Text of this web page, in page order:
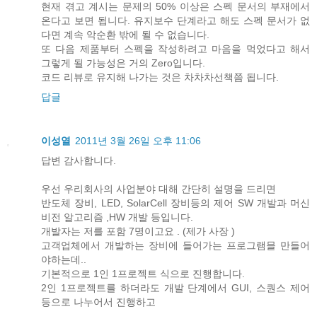
현재 겪고 계시는 문제의 50% 이상은 스펙 문서의 부재에서
온다고 보면 됩니다. 유지보수 단계라고 해도 스펙 문서가 없
다면 계속 악순환 밖에 될 수 없습니다.
또 다음 제품부터 스펙을 작성하려고 마음을 먹었다고 해서
그렇게 될 가능성은 거의 Zero입니다.
코드 리뷰로 유지해 나가는 것은 차차차선책쯤 됩니다.
답글
이성열
2011년 3월 26일 오후 11:06
답변 감사합니다.
우선 우리회사의 사업분야 대해 간단히 설명을 드리면
반도체 장비, LED, SolarCell 장비등의 제어 SW 개발과 머신
비전 알고리즘 ,HW 개발 등입니다.
개발자는 저를 포함 7명이고요 . (제가 사장 )
고객업체에서 개발하는 장비에 들어가는 프로그램믈 만들어
야하는데..
기본적으로 1인 1프로젝트 식으로 진행합니다.
2인 1프로젝트를 하더라도 개발 단계에서 GUI, 스퀀스 제어
등으로 나누어서 진행하고